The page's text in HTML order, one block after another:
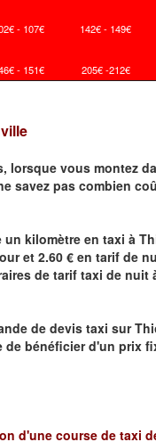
- 107€ 142€ - 149€
- 151€ 205€ -212€
lorsque vous montez
savez pas combien
un kilomètre en taxi à
et 2.60 € en tarif de
de tarif taxi de nuit
de devis taxi sur
de bénéficierd'un prix
d'une course de taxi